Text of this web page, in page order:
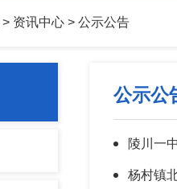
> 资讯中心 > 公示公告
公示公
陵川一
杨村镇